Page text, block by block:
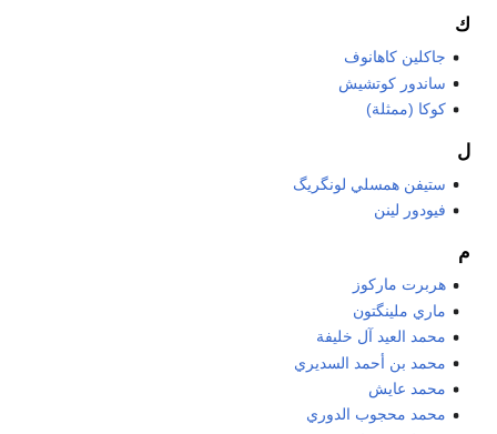
ك
جاكلين كاهانوف
ساندور كوتشيش
كوكا (ممثلة)
ل
ستيفن همسلي لونگريگ
فيودور لينن
م
هربرت ماركوز
ماري ملينگتون
محمد العيد آل خليفة
محمد بن أحمد السديري
محمد عايش
محمد محجوب الدوري